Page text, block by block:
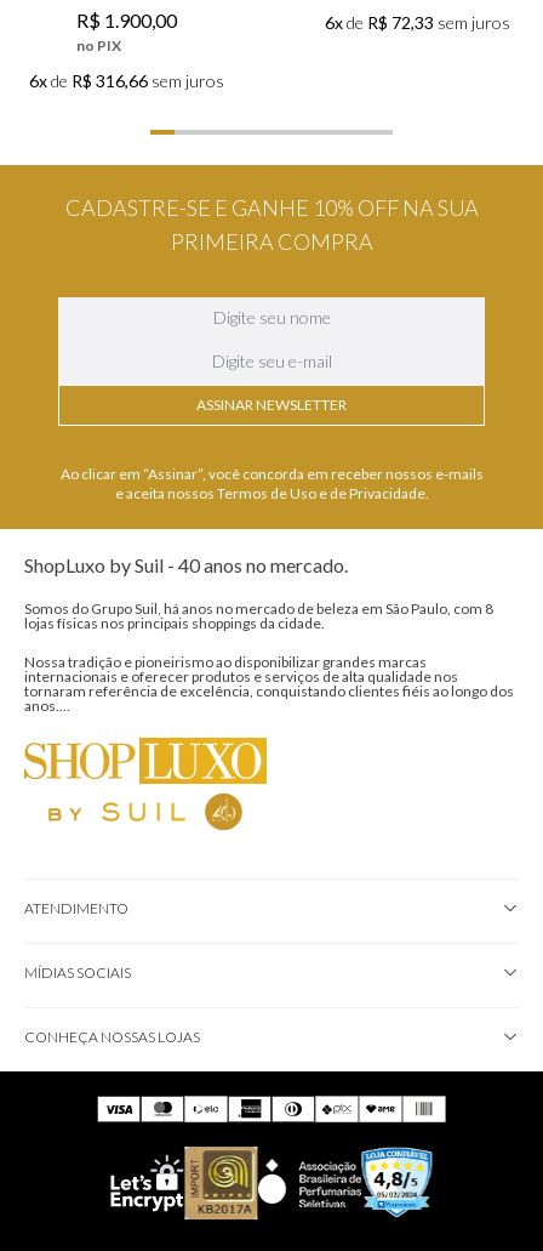
PARFUM
R$ 1.900,00
no PIX
6xde R$ 316,66sem juros
6xde R$ 72,33 sem juros
CADASTRE-SE E GANHE 10% OFF NA SUA
PRIMEIRA COMPRA
ASSINAR NEWSLETTER
Ao clicar em “Assinar”, você concorda em receber nossos e-mails
e aceita nossos Termos de Uso e de Privacidade.
ShopLuxo by Suil - 40 anos no mercado.
Somos do Grupo Suil, há anos no mercado de beleza em São Paulo, com 8
lojas físicas nos principais shoppings da cidade.
Nossa tradição e pioneirismo ao disponibilizar grandes marcas
internacionais e oferecer produtos e serviços de alta qualidade nos
tornaram referência de excelência, conquistando clientes fiéis ao longo dos
anos....
ATENDIMENTO
MÍDIAS SOCIAIS
CONHEÇA NOSSAS LOJAS